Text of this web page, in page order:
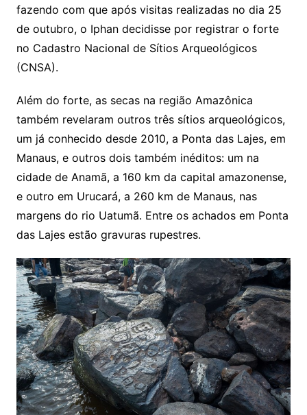
fazendo com que após visitas realizadas no dia 25
de outubro, o Iphan decidisse por registrar o forte
no Cadastro Nacional de Sítios Arqueológicos
(CNSA).
Além do forte, as secas na região Amazônica
também revelaram outros três sítios arqueológicos,
um já conhecido desde 2010, a Ponta das Lajes, em
Manaus, e outros dois também inéditos: um na
cidade de Anamã, a 160 km da capital amazonense,
e outro em Urucará, a 260 km de Manaus, nas
margens do rio Uatumã. Entre os achados em Ponta
das Lajes estão gravuras rupestres.